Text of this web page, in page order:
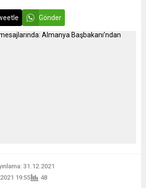
Gönder
31.12.2021
19:55
48